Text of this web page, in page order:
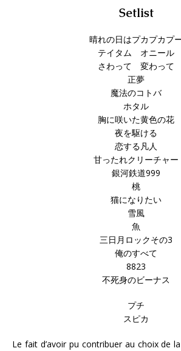
Setlist
晴れの日はプカプカプ
テイタム オニール
さわって 変わって
正夢
魔法のコトバ
ホタル
胸に咲いた黄色の花
夜を駆ける
恋する凡人
甘ったれクリーチャー
銀河鉄道999
桃
猫になりたい
雪風
魚
三日月ロックその3
俺のすべて
8823
不死身のビーナス
プチ
スピカ
Le fait d’avoir pu contribuer au choix de